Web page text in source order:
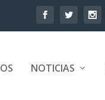
NOTICIAS